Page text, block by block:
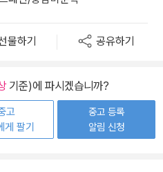
물하기 공유하기
기준)에 파시겠습니까?
고
게 팔기
중고 등록
알림 신청